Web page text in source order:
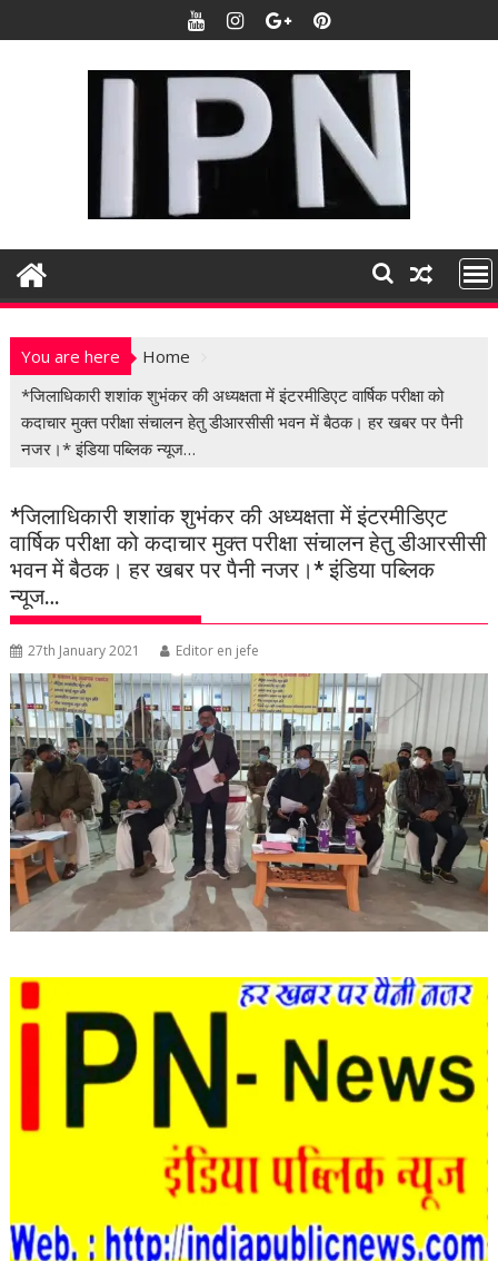
k
t
n
You are here
Home
*जिलाधिकारी शशांक शुभंकर की अध्यक्षता में इंटरमीडिएट वार्षिक परीक्षा को
कदाचार मुक्त परीक्षा संचालन हेतु डीआरसीसी भवन में बैठक। हर खबर पर पैनी
नजर।* इंडिया पब्लिक न्यूज…
*जिलाधिकारी शशांक शुभंकर की अध्यक्षता में इंटरमीडिएट
वार्षिक परीक्षा को कदाचार मुक्त परीक्षा संचालन हेतु डीआरसीसी
भवन में बैठक। हर खबर पर पैनी नजर।* इंडिया पब्लिक
न्यूज…
27th January 2021 Editor en jefe